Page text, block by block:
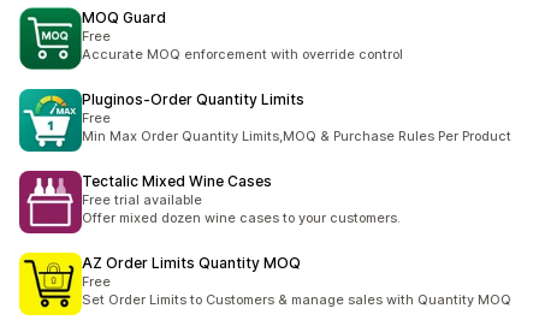
MOQ Guard
Free
Accurate MOQ enforcement with override control
Pluginos‑Order Quantity Limits
Free
Min Max Order Quantity Limits,MOQ & Purchase Rules Per Product
Tectalic Mixed Wine Cases
Free trial available
Offer mixed dozen wine cases to your customers.
AZ Order Limits Quantity MOQ
Free
Set Order Limits to Customers & manage sales with Quantity MOQ